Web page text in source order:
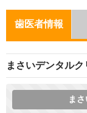
歯医者情報
まさいデンタル
ま